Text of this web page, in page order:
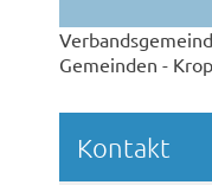
Gemeinden -
Kontakt